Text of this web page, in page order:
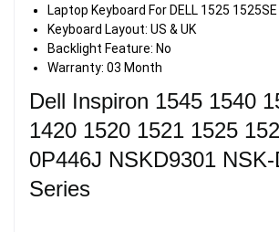
Laptop Keyboard For DELL 1525 1525SE
Keyboard Layout: US & UK
Backlight Feature: No
Warranty: 03 Month
Dell Inspiron 1545 1540
1420 1520 1521 1525
0P446J NSKD9301
Series